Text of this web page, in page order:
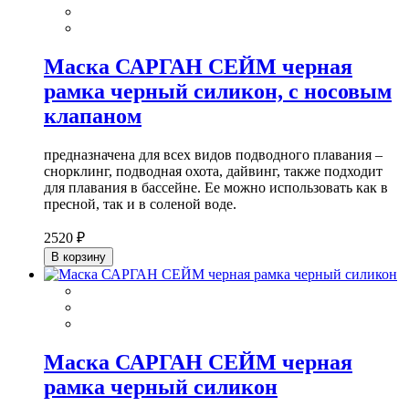
Маска САРГАН СЕЙМ черная
рамка черный силикон, с носовым
клапаном
предназначена для всех видов подводного плавания –
снорклинг, подводная охота, дайвинг, также подходит
для плавания в бассейне. Ее можно использовать как в
пресной, так и в соленой воде.
2520 ₽
В корзину
Маска САРГАН СЕЙМ черная
рамка черный силикон